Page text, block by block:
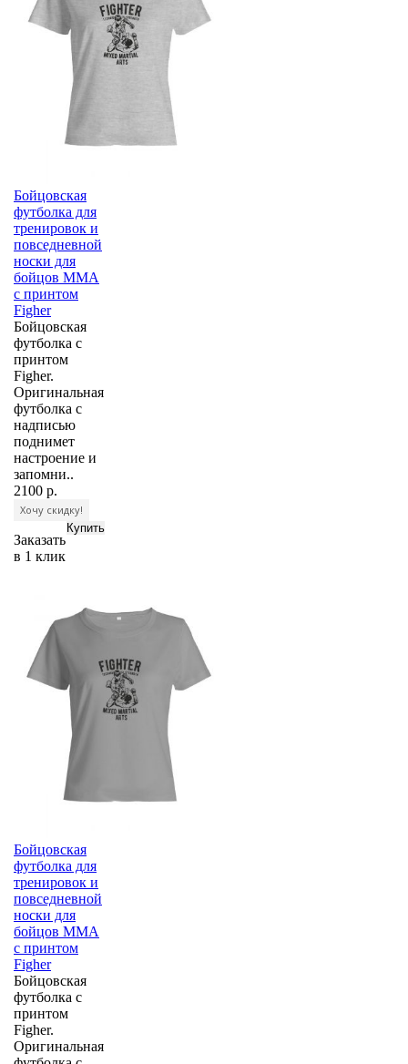
Бойцовская
футболка для
тренировок и
повседневной
носки для
бойцов ММА
с принтом
Figher
Бойцовская
футболка с
принтом
Figher.
Оригинальная
футболка с
надписью
поднимет
настроение и
запомни..
2100 р.
Хочу скидку!
Заказать
в 1 клик
Бойцовская
футболка для
тренировок и
повседневной
носки для
бойцов ММА
с принтом
Figher
Бойцовская
футболка с
принтом
Figher.
Оригинальная